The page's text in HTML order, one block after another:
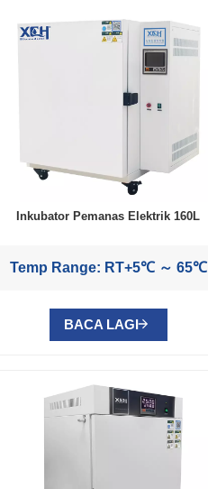
Inkubator Pemanas Elektrik 160L
Temp Range: RT+5℃ ～ 65℃
BACA LAGI